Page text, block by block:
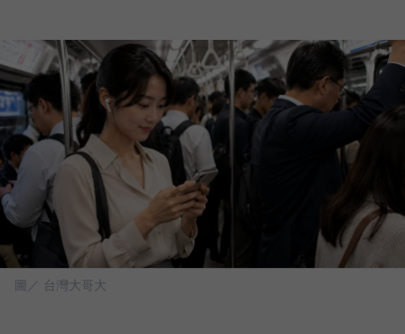
圖／ 台灣大哥大